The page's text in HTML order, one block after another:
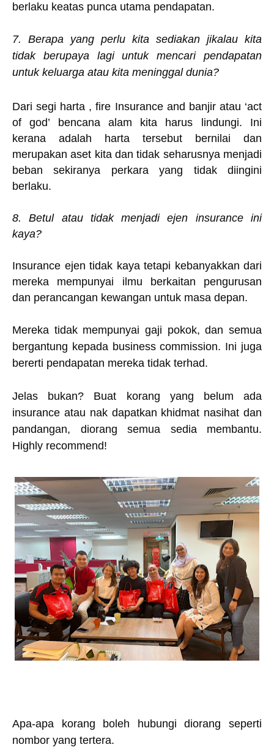
berlaku keatas punca utama pendapatan.
7. Berapa yang perlu kita sediakan jikalau kita
tidak berupaya lagi untuk mencari pendapatan
untuk keluarga atau kita meninggal dunia?
Dari segi harta , fire Insurance and banjir atau ‘act
of god’ bencana alam kita harus lindungi. Ini
kerana adalah harta tersebut bernilai dan
merupakan aset kita dan tidak seharusnya menjadi
beban sekiranya perkara yang tidak diingini
berlaku.
8. Betul atau tidak menjadi ejen insurance ini
kaya?
Insurance ejen tidak kaya tetapi kebanyakkan dari
mereka mempunyai ilmu berkaitan pengurusan
dan perancangan kewangan untuk masa depan.
Mereka tidak mempunyai gaji pokok, dan semua
bergantung kepada business commission. Ini juga
bererti pendapatan mereka tidak terhad.
Jelas bukan? Buat korang yang belum ada
insurance atau nak dapatkan khidmat nasihat dan
pandangan, diorang semua sedia membantu.
Highly recommend!
Apa-apa korang boleh hubungi diorang seperti
nombor yang tertera.